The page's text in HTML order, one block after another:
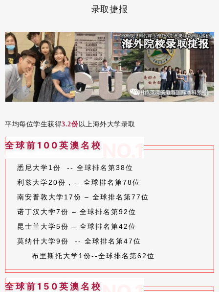
录取捷报
平均每位学生获得3.2份以上海外大学录取
全球前100英澳名校
悉尼大学1份 -- 全球排名第38位
利兹大学20份，-- 全球排名第78位
南安普敦大学17份 – 全球排名第77位
诺丁汉大学7份 – 全球排名第92位
昆士兰大学5份 – 全球排名第42位
莫纳什大学9份 -- 全球排名第47位
布里斯托大学1份--全球排名第62位
全球前150英澳名校